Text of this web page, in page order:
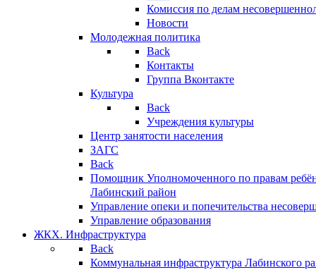
Комиссия по делам
Новости
Молодежная политика
Back
Контакты
Группа Вконтакте
Культура
Back
Учреждения культуры
Центр занятости населения
ЗАГС
Back
Помощник Уполномоченного по правам
Лабинский район
Управление опеки и попечительства
Управление образования
ЖКХ. Инфраструктура
Back
Коммунальная инфраструктура Лабинского